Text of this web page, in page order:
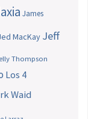
James
MacKay Jeff
Thompson
Los 4
Waid